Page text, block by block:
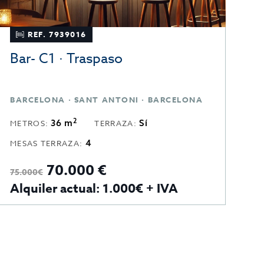
REF. 7939016
Bar- C1 · Traspaso
BARCELONA · SANT ANTONI · BARCELONA
METROS:36 m2 TERRAZA:Sí
MESAS TERRAZA: 4
75.000€ 70.000 €
Alquiler actual: 1.000€ + IVA